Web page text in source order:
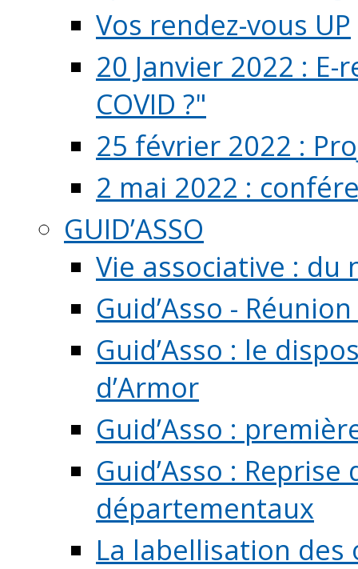
Vos rendez-vous UP
20 Janvier 2022 :
COVID ?"
25 février 2022 :
2 mai 2022 :
GUID’ASSO
Vie associative : du
Guid’Asso -
Guid’Asso : le
d’Armor
Guid’Asso :
Guid’Asso :
départementaux
La labellisation